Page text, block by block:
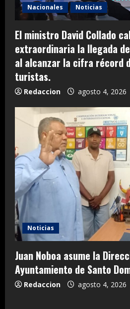
Nacionales Noticias
El ministro David Collado
extraordinaria la llegada
al alcanzar la cifra récord
turistas.
Redaccion agosto 4, 2026
Noticias
Juan Noboa asume la
Ayuntamiento de Santo
Redaccion agosto 4, 2026